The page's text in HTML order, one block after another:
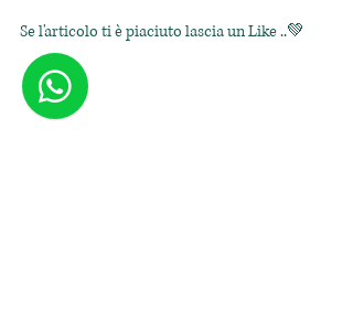
Se l'articolo ti è piaciuto lascia un Like ..💚